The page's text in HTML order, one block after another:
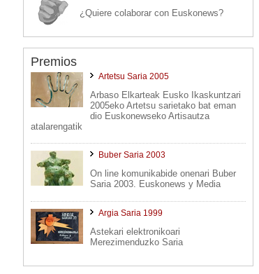
¿Quiere colaborar con Euskonews?
Premios
Artetsu Saria 2005
Arbaso Elkarteak Eusko Ikaskuntzari
2005eko Artetsu sarietako bat eman
dio Euskonewseko Artisautza
atalarengatik
Buber Saria 2003
On line komunikabide onenari Buber
Saria 2003. Euskonews y Media
Argia Saria 1999
Astekari elektronikoari
Merezimenduzko Saria